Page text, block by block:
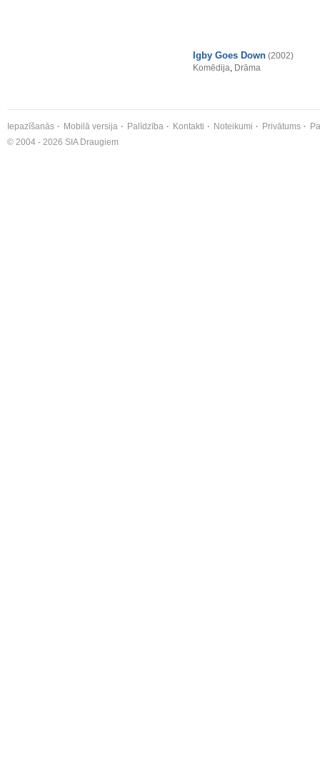
Igby Goes Down (2002)
Komēdija, Drāma
Iepazīšanās Mobilā versija Palīdzība Kontakti Noteikumi Privātums
© 2004 - 2026 SIA Draugiem